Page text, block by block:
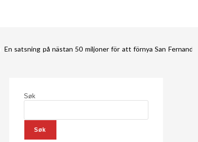
En satsning på nästan 50 miljoner för att förnya San
Søk
Søk